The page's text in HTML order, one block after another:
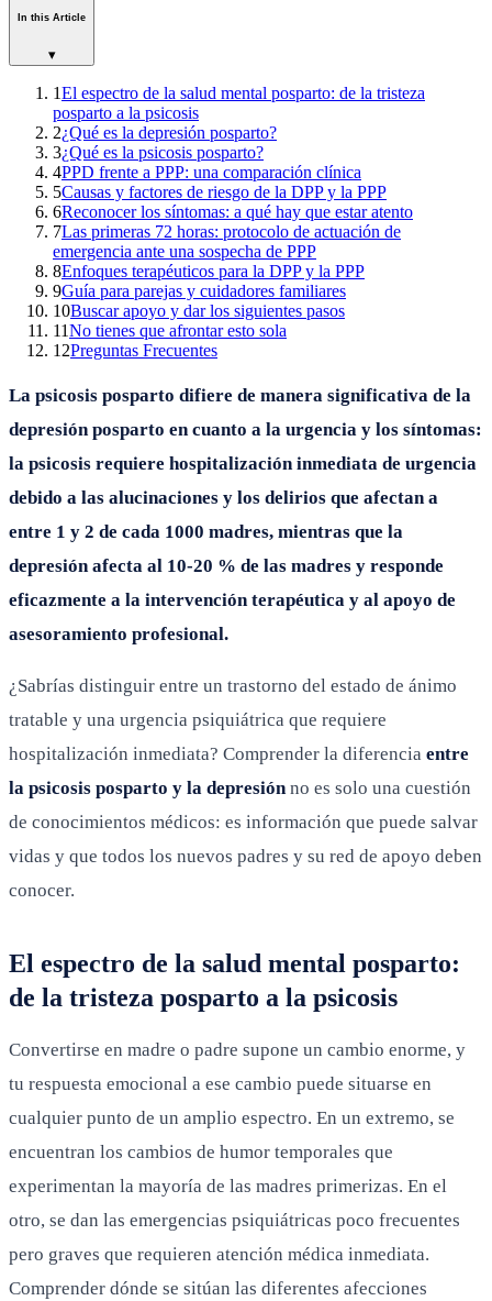
In this Article
▾
1El espectro de la salud mental posparto: de la tristeza
posparto a la psicosis
2¿Qué es la depresión posparto?
3¿Qué es la psicosis posparto?
4PPD frente a PPP: una comparación clínica
5Causas y factores de riesgo de la DPP y la PPP
6Reconocer los síntomas: a qué hay que estar atento
7Las primeras 72 horas: protocolo de actuación de
emergencia ante una sospecha de PPP
8Enfoques terapéuticos para la DPP y la PPP
9Guía para parejas y cuidadores familiares
10Buscar apoyo y dar los siguientes pasos
11No tienes que afrontar esto sola
12Preguntas Frecuentes
La psicosis posparto difiere de manera significativa de la
depresión posparto en cuanto a la urgencia y los síntomas:
la psicosis requiere hospitalización inmediata de urgencia
debido a las alucinaciones y los delirios que afectan a
entre 1 y 2 de cada 1000 madres, mientras que la
depresión afecta al 10-20 % de las madres y responde
eficazmente a la intervención terapéutica y al apoyo de
asesoramiento profesional.
¿Sabrías distinguir entre un trastorno del estado de ánimo
tratable y una urgencia psiquiátrica que requiere
hospitalización inmediata? Comprender la diferencia entre
la psicosis posparto y la depresión no es solo una cuestión
de conocimientos médicos: es información que puede salvar
vidas y que todos los nuevos padres y su red de apoyo deben
conocer.
El espectro de la salud mental posparto:
de la tristeza posparto a la psicosis
Convertirse en madre o padre supone un cambio enorme, y
tu respuesta emocional a ese cambio puede situarse en
cualquier punto de un amplio espectro. En un extremo, se
encuentran los cambios de humor temporales que
experimentan la mayoría de las madres primerizas. En el
otro, se dan las emergencias psiquiátricas poco frecuentes
pero graves que requieren atención médica inmediata.
Comprender dónde se sitúan las diferentes afecciones